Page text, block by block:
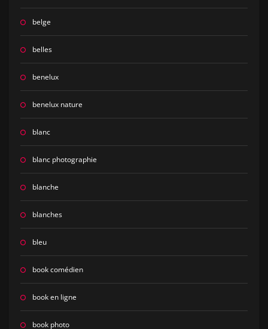
belge
belles
benelux
benelux nature
blanc
blanc photographie
blanche
blanches
bleu
book comédien
book en ligne
book photo